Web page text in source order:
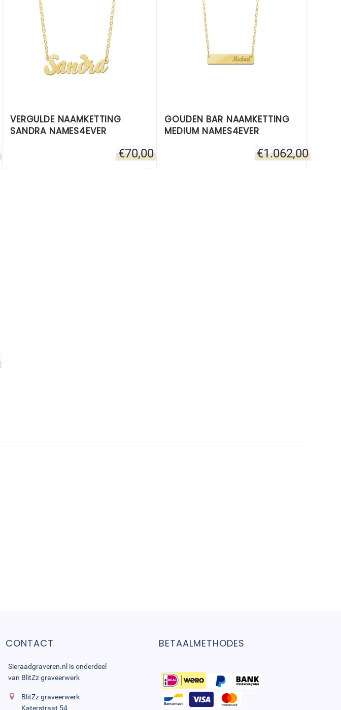
VERGULDE NAAMKETTING
SANDRA NAMES4EVER
€70,00
GOUDEN BAR NAAMKETTING
MEDIUM NAMES4EVER
€1.062,00
CONTACT
Sieraadgraveren.nl is onderdeel
van BlitZz graveerwerk
BlitZz graveerwerk
Katerstraat 54
BETAALMETHODES